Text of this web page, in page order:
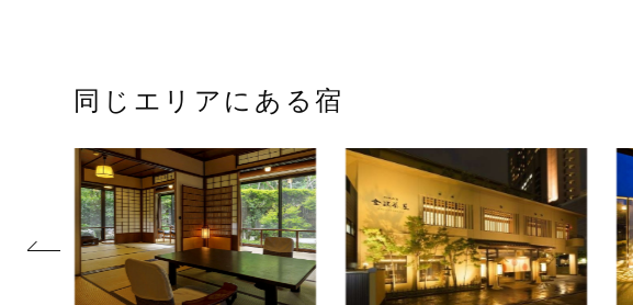
同じエリアにある宿